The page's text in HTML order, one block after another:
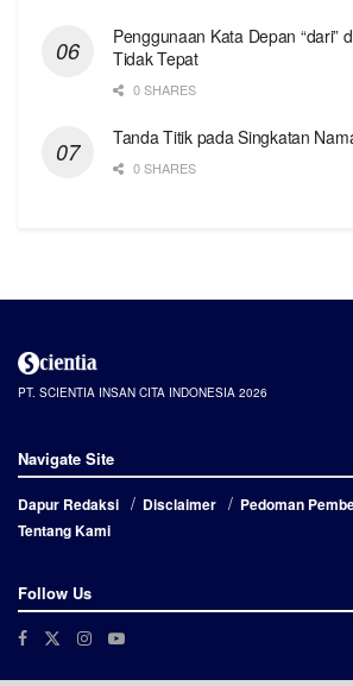
Penggunaan Kata Depan “dari”
Tidak Tepat
0 SHARES
Tanda Titik pada Singkatan
0 SHARES
PT. SCIENTIA INSAN CITA INDONESIA 2026
Navigate Site
Dapur Redaksi Disclaimer
Pedoman
Tentang Kami
Follow Us